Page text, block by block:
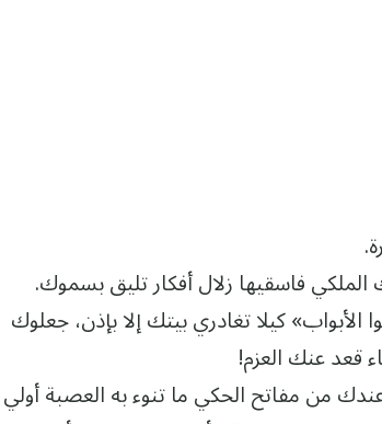
فاسقيها زلال أفكار تليق بسموك.
الأبواب» كيلا تغادري بيتك إلا بإذن، جعلوك
قعد عنك العزم!
من مفاتح الحكي ما تنوء به العصبة أولي